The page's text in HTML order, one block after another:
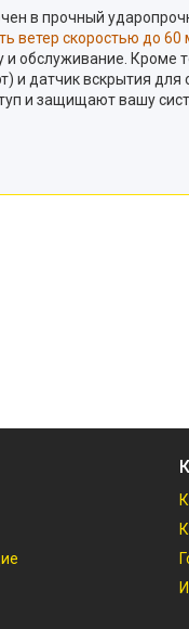
в прочный
ветер скоростью до 60
и обслуживание.
датчик вскрытия для
и защищают вашу